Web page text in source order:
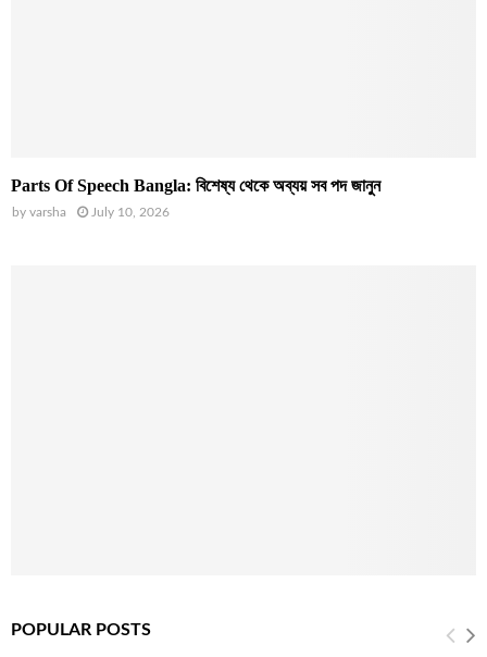
Parts Of Speech Bangla: বিশেষ্য থেকে অব্যয় সব পদ জানুন
by varsha July 10, 2026
POPULAR POSTS